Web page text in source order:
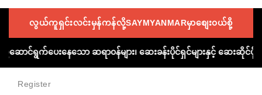
လွယ်ကူရှင်းလင်းမှန်ကန်လို့SAYMYANMARမှာစျေး၀ယ်စို့
ညီဆောင်ရွက်ပေးနေသော ဆရာ၀န်များ၊ ဆေးခန်းပိုင်ရှင်များနှင့်
Register